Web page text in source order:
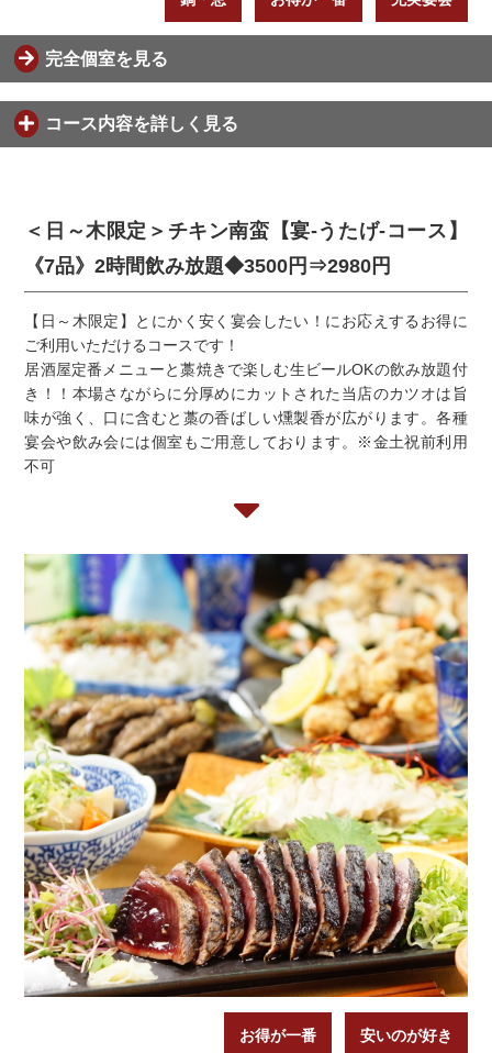
完全個室を見る
コース内容を詳しく見る
＜日～木限定＞チキン南蛮【宴-うたげ-コース】
《7品》2時間飲み放題◆3500円⇒2980円
【日～木限定】とにかく安く宴会したい！にお応えするお得に
ご利用いただけるコースです！
居酒屋定番メニューと藁焼きで楽しむ生ビールOKの飲み放題付
き！！本場さながらに分厚めにカットされた当店のカツオは旨
味が強く、口に含むと藁の香ばしい燻製香が広がります。各種
宴会や飲み会には個室もご用意しております。※金土祝前利用
不可
お得が一番 安いのが好き